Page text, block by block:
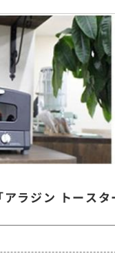
ラジン トースタ